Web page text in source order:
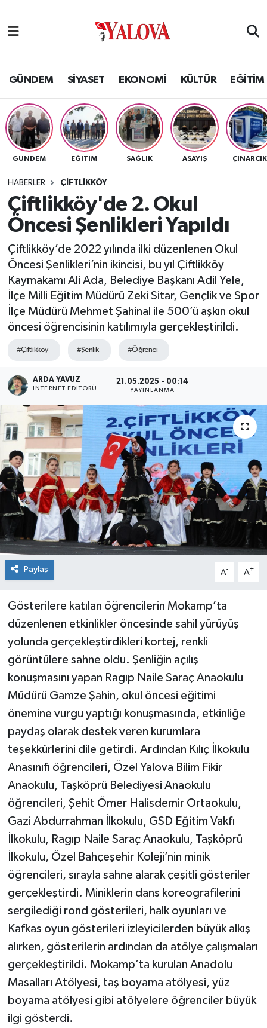
GÜNDEM SİYASET EKONOMİ KÜLTÜR EĞİTİM
GÜNDEM EĞİTİM SAĞLIK ASAYİŞ ÇINARCIK
HABERLER ÇİFTLİKKÖY
Çiftlikköy'de 2. Okul
Öncesi Şenlikleri Yapıldı
Çiftlikköy’de 2022 yılında ilki düzenlenen Okul
Öncesi Şenlikleri’nin ikincisi, bu yıl Çiftlikköy
Kaymakamı Ali Ada, Belediye Başkanı Adil Yele,
İlçe Milli Eğitim Müdürü Zeki Sitar, Gençlik ve Spor
İlçe Müdürü Mehmet Şahinal ile 500’ü aşkın okul
öncesi öğrencisinin katılımıyla gerçekleştirildi.
#Çiftlikköy #Şenlik #Öğrenci
ARDA YAVUZ
İNTERNET EDITÖRÜ
21.05.2025 - 00:14
YAYINLANMA
Paylaş A- A+
Gösterilere katılan öğrencilerin Mokamp’ta
düzenlenen etkinlikler öncesinde sahil yürüyüş
yolunda gerçekleştirdikleri kortej, renkli
görüntülere sahne oldu. Şenliğin açılış
konuşmasını yapan Ragıp Naile Saraç Anaokulu
Müdürü Gamze Şahin, okul öncesi eğitimi
önemine vurgu yaptığı konuşmasında, etkinliğe
paydaş olarak destek veren kurumlara
teşekkürlerini dile getirdi. Ardından Kılıç İlkokulu
Anasınıfı öğrencileri, Özel Yalova Bilim Fikir
Anaokulu, Taşköprü Belediyesi Anaokulu
öğrencileri, Şehit Ömer Halisdemir Ortaokulu,
Gazi Abdurrahman İlkokulu, GSD Eğitim Vakfı
İlkokulu, Ragıp Naile Saraç Anaokulu, Taşköprü
İlkokulu, Özel Bahçeşehir Koleji’nin minik
öğrencileri, sırayla sahne alarak çeşitli gösteriler
gerçekleştirdi. Miniklerin dans koreografilerini
sergilediği rond gösterileri, halk oyunları ve
Kafkas oyun gösterileri izleyicilerden büyük alkış
alırken, gösterilerin ardından da atölye çalışmaları
gerçekleştirildi. Mokamp’ta kurulan Anadolu
Masalları Atölyesi, taş boyama atölyesi, yüz
boyama atölyesi gibi atölyelere öğrenciler büyük
ilgi gösterdi.
SİYASET
EKONOMİ
KÜLTÜR
BİLİM VE TEKNOLOJİ
ASAYİŞ
SAĞLIK
SPOR
İLÇELERİMİZ
RESMİ İLAN
Yalova Nöbetçi Eczaneler
Yalova Hava Durumu
Yalova Namaz Vakitleri
Yalova Trafik Yoğunluk Haritası
Tüm Manşetler
Son Dakika Haberleri
Haber Arşivi